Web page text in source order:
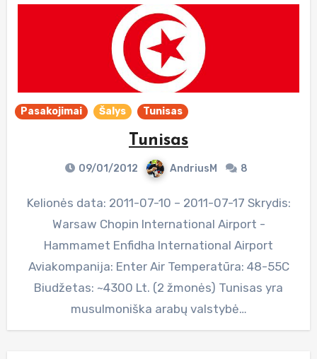
Pasakojimai Šalys Tunisas
Tunisas
09/01/2012 AndriusM 8
Kelionės data: 2011-07-10 – 2011-07-17 Skrydis:
Warsaw Chopin International Airport -
Hammamet Enfidha International Airport
Aviakompanija: Enter Air Temperatūra: 48-55C
Biudžetas: ~4300 Lt. (2 žmonės) Tunisas yra
musulmoniška arabų valstybė…